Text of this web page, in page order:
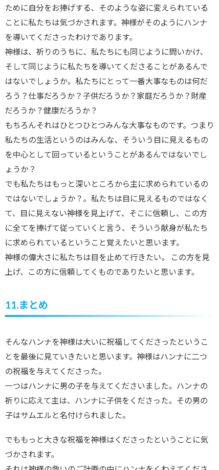
ために自分をお捧げする、そのような姿に変えられている
ことに私たちは気づかされます。神様がそのようにハンナ
を導いてくださったわけであります。
神様は、祈りのうちに、私たちにも同じように問いかけ、
そして同じように私たちを導いてくださることがあるんで
はないでしょうか。私たちにとって一番大事なものは何だ
ろう？仕事だろうか？子供だろうか？家庭だろうか？財産
だろうか？健康だろうか？
もちろんそれはひとつひとつみんな大事なものです。つまり
私たちの生活というのはみんな、そういう目に見えるもの
を中心として回っているということがあるんではないでし
ょうか？
でも私たちはもっと深いところから主に求められているの
ではないでしょうか？。私たちは目に見えるものではなく
て、目に見えない神様を見上げて、そこに信頼し、この方
に全てを捧げて従っていくと言う、そういう献身が私たち
に求められているということ覚えたいと思います。
神様の偉大さに私たちは目を止めて行きたい。 この方を見
上げ、この方に信頼してくものでありたいと思います。
11.まとめ
そんなハンナを神様は大いに祝福してくださったというこ
とを最後に見ていきたいと思います。神様はハンナに二つ
の祝福を与えてくださった。
一つはハンナに男の子を与えてくださいました。ハンナの
祈りに応えて主は、ハンナに子供をくださった。その男の
子はサムエルと名付けられました。
でももっと大きな祝福を神様はくださったということに気
づかされます。